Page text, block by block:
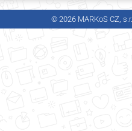
© 2026 MARKoS CZ,